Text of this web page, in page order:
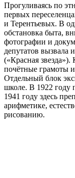
Прогуливаясь по
первых
и Терентьевых. В
обстановка быта,
фотографии и
депутатов вызвала
(«Красная
почётные грамоты
Отдельный блок
школе. В 1922 году
1941 году здесь
арифметике,
рисованию.